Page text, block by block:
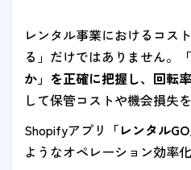
レンタル事業におけるコス
る」だけではありません。
か」を正確に把握し、回転
して保管コストや機会損失
Shopifyアプリ 「レンタルGO
ようなオペレーション効率